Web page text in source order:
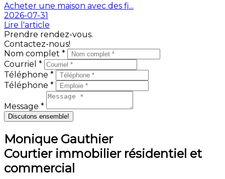
Acheter une maison avec des fi...
2026-07-31
Lire l'article
Prendre rendez-vous.
Contactez-nous!
Nom complet *
Courriel *
Téléphone *
Téléphone *
Message *
Discutons ensemble!
Monique Gauthier
Courtier immobilier résidentiel et
commercial